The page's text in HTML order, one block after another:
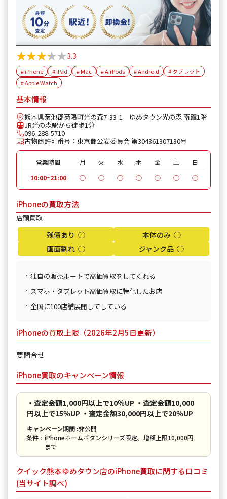
★★★★★
★★★★★3.3
# iPhone # iPad # Mac # AirPods # Android
# タブレット
# Apple Watch
基本情報
熊本県菊池郡菊陽町光の森7-33-1 ゆめタウン光の森 南館1階
JR光の森駅から徒歩1分
096-288-5710
古物商許可番号：東京都公安委員会 第304361307130号
営業時間 月 火 水 木 金 土
日
10:00~21:00
◯ ◯ ◯ ◯ ◯ ◯ ◯
iPhoneの買取方法
店頭買取
残債あり ◯
本体のみ ◯
画面割れ ◯
ジャンク品 ◯
独自の販売ルートで高価買取をしてくれる
スマホ・タブレット高価買取に特化したお店
全国に100店舗展開してしている
iPhoneの買取上限（2026年2月5日更新）
要問合せ
iPhone買取のキャンペーン情報
・査定金額1,000円以上で10％UP ・査定金額10,000
円以上で15％UP ・査定金額30,000円以上で20％UP
キャンペーン期間 :非公開
条件 : iPhoneホームボタンシリーズ限定。増額上限10,000円
まで
クイック熊本ゆめタウン店のiPhone買取に関する口コミ
(当サイト調べ)